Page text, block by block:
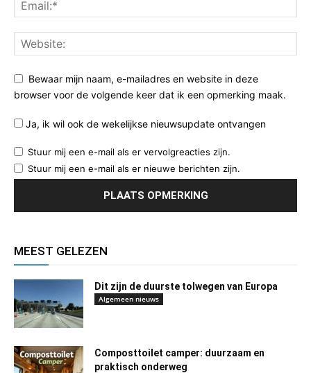
Bewaar mijn naam, e-mailadres en website in deze
browser voor de volgende keer dat ik een opmerking maak.
Ja, ik wil ook de wekelijkse nieuwsupdate ontvangen
Stuur mij een e-mail als er vervolgreacties zijn.
Stuur mij een e-mail als er nieuwe berichten zijn.
MEEST GELEZEN
Dit zijn de duurste tolwegen van Europa
Algemeen nieuws
Composttoilet camper: duurzaam en
praktisch onderweg